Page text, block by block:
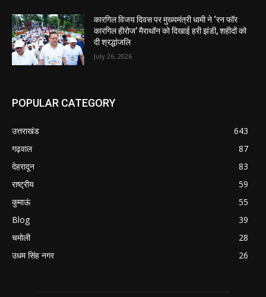
कारगिल विजय दिवस पर मुख्यमंत्री धामी ने ‘रन फॉर
कारगिल हीरोज’ मैराथॉन को दिखाई हरी झंडी, शहीदों को
दी श्रद्धांजलि
July 26, 2026
POPULAR CATEGORY
उत्तराखंड
643
गढ़वाल
87
देहरादून
83
राष्ट्रीय
59
कुमाऊं
55
Blog
39
चमोली
28
उधम सिंह नगर
26